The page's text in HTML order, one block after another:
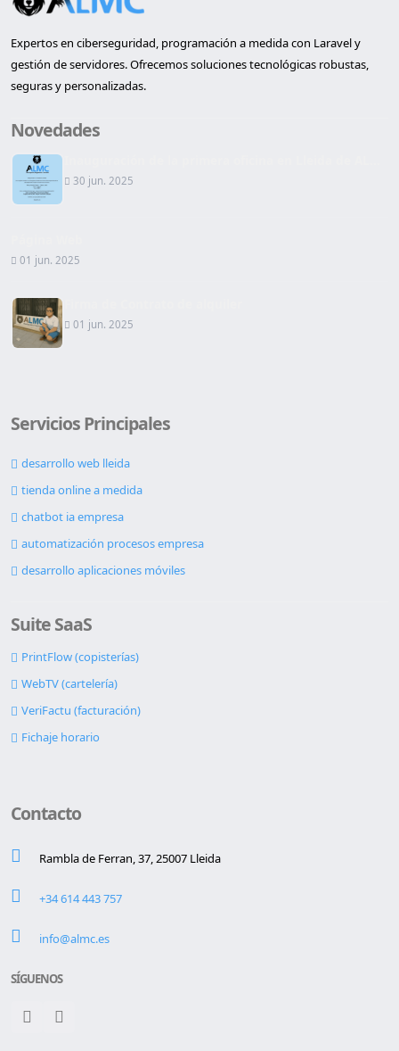
Expertos en ciberseguridad, programación a medida con Laravel y
gestión de servidores. Ofrecemos soluciones tecnológicas robustas,
seguras y personalizadas.
Novedades
30 jun. 2025
01 jun. 2025
01 jun. 2025
Servicios Principales
desarrollo web lleida
tienda online a medida
chatbot ia empresa
automatización procesos empresa
desarrollo aplicaciones móviles
Suite SaaS
PrintFlow (copisterías)
WebTV (cartelería)
VeriFactu (facturación)
Fichaje horario
Contacto
Rambla de Ferran, 37, 25007 Lleida
+34 614 443 757
info@almc.es
SÍGUENOS